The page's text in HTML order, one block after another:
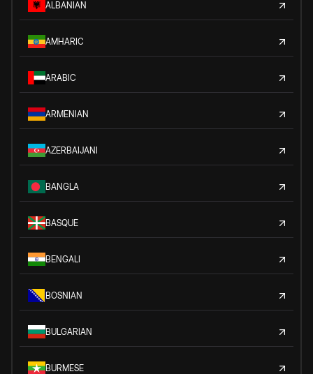
ALBANIAN
AMHARIC
ARABIC
ARMENIAN
AZERBAIJANI
BANGLA
BASQUE
BENGALI
BOSNIAN
BULGARIAN
BURMESE